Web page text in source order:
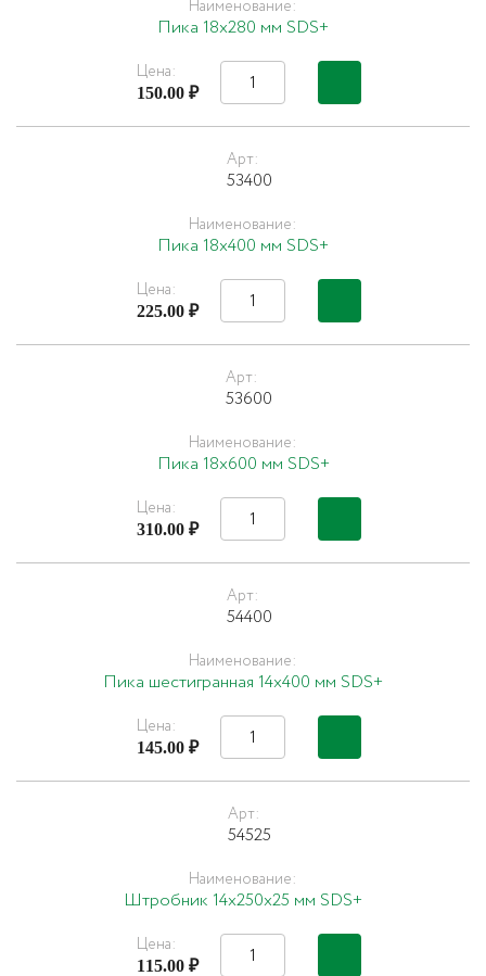
Наименование:
Пика 18х280 мм SDS+
Цена:
150.00 ₽
Арт:
53400
Наименование:
Пика 18х400 мм SDS+
Цена:
225.00 ₽
Арт:
53600
Наименование:
Пика 18х600 мм SDS+
Цена:
310.00 ₽
Арт:
54400
Наименование:
Пика шестигранная 14х400 мм SDS+
Цена:
145.00 ₽
Арт:
54525
Наименование:
Штробник 14х250х25 мм SDS+
Цена:
115.00 ₽